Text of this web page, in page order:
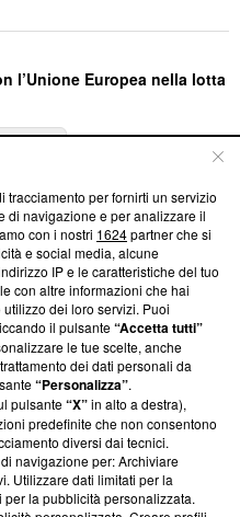
l’Unione Europea nella lotta
trasparenti su Blasting
e su come ci impegniamo a
la nostra aderenza a
Blasting News non è
ha richiesto di farne
effettuato una verifica di
per fornirti un servizio
di navigazione e per analizzare il
con i nostri 1624partner che si
e social media, alcune
IP e le caratteristiche del tuo
con altre informazioni che hai
dei loro servizi. Puoi
il pulsante“Accetta tutti”
le tue scelte, anche
dei dati personali da
“Personalizza”.
pulsante“X”in alto a destra),
predefinite che non consentono
diversi dai tecnici.
navigazione per: Archiviare
Utilizzare dati limitati per la
la pubblicità personalizzata.